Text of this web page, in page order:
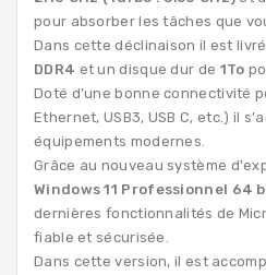
pour absorber les tâches que
Dans cette déclinaison il est
DDR4 et un disque dur de 1To
Doté d’une bonne connectivité
Ethernet, USB3, USB C, etc.) il
équipements modernes.
Grâce au nouveau système
Windows 11 Professionnel 64
dernières fonctionnalités de
fiable et sécurisée.
Dans cette version, il est